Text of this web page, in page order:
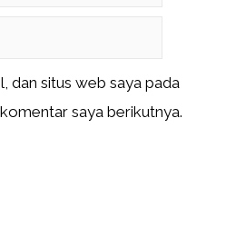
dan situs web saya pada
saya berikutnya.